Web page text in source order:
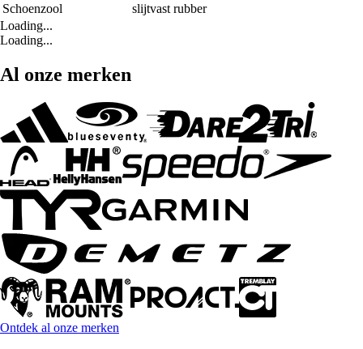
Schoenzool
slijtvast rubber
Loading...
Loading...
Al onze merken
Ontdek al onze merken